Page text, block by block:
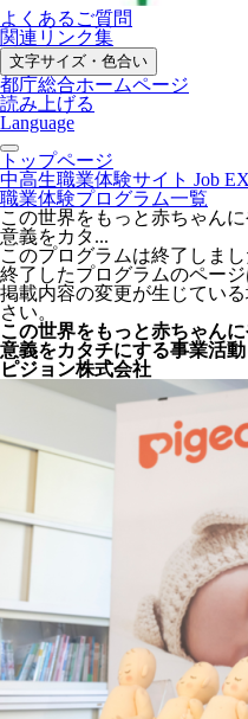
よくあるご質問
関連リンク集
文字サイズ・色合い
都庁総合ホームページ
読み上げる
Language
トップページ
中高生職業体験サイト Job EX
職業体験プログラム一覧
この世界をもっと赤ちゃん
意義をカタ...
このプログラムは終了しまし
終了したプログラムのペー
掲載内容の変更が生じてい
さい。
この世界をもっと赤ちゃん
意義をカタチにする事業活動
ピジョン株式会社